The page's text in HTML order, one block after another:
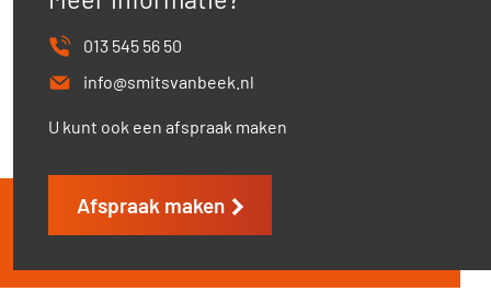
013 545 56 50
info@smitsvanbeek.nl
U kunt ook een afspraak maken
Afspraak maken